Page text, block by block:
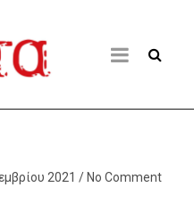
2021 / No Comment